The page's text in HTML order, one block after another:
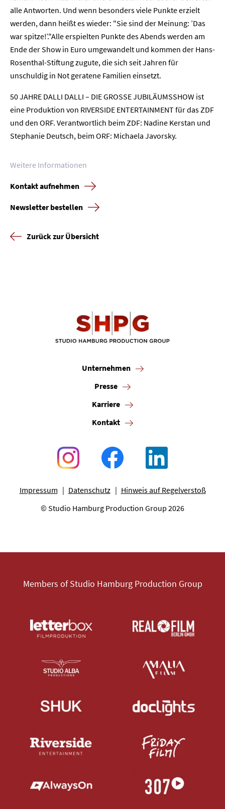
alle Antworten. Und wenn besonders viele Punkte erzielt
werden, dann heißt es wieder: "Sie sind der Meinung: ’Das
war spitze!’."Alle erspielten Punkte des Abends werden am
Ende der Show in Euro umgewandelt und kommen der Hans-
Rosenthal-Stiftung zugute, die sich seit Jahren für
unschuldig in Not geratene Familien einsetzt.
50 JAHRE DALLI DALLI – DIE GROSSE JUBILÄUMSSHOW ist
eine Produktion von RIVERSIDE ENTERTAINMENT für das ZDF
und den ORF. Verantwortlich beim ZDF: Nadine Kerstan und
Stephanie Deutsch, beim ORF: Michaela Javorsky.
Weitere Informationen
Kontakt aufnehmen
Newsletter bestellen
Zurück zur Übersicht
Unternehmen
Presse
Karriere
Kontakt
Impressum Datenschutz
Hinweis auf Regelverstoß
© Studio Hamburg Production Group 2026
Members of Studio Hamburg Production Group
Home
Unternehmen
Kontakt